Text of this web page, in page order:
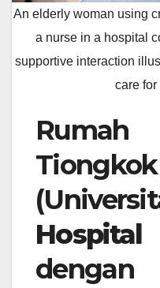
An elderly woman using
a nurse in a hospital
supportive interaction
care for
Hospital